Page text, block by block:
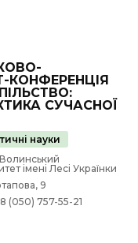
КОНФЕРЕНЦІЯ
СУЧАСНОЇ
науки
Волинський
імені Лесі Українки
9
(050) 757-55-21